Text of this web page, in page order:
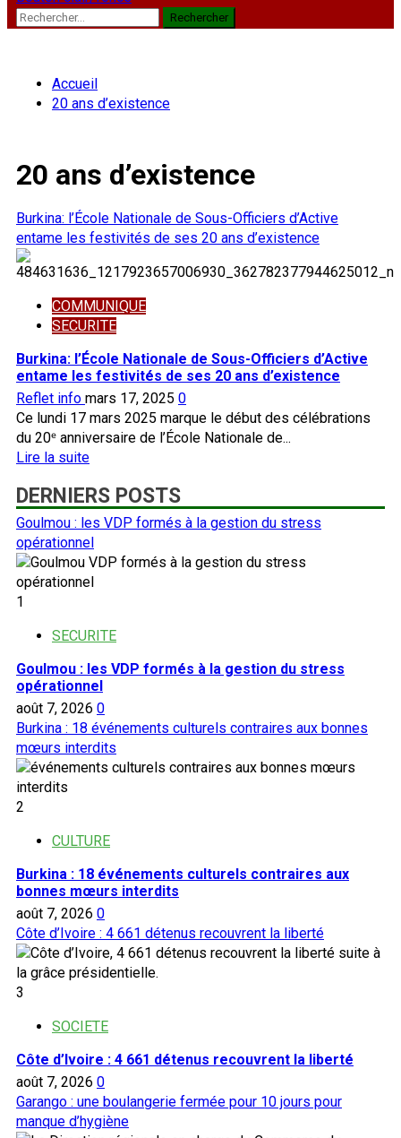
Rechercher :
Accueil
20 ans d’existence
20 ans d’existence
Burkina: l’École Nationale de Sous-Officiers d’Active
entame les festivités de ses 20 ans d’existence
COMMUNIQUE
SECURITE
Burkina: l’École Nationale de Sous-Officiers d’Active
entame les festivités de ses 20 ans d’existence
Reflet info mars 17, 2025 0
Ce lundi 17 mars 2025 marque le début des célébrations
du 20ᵉ anniversaire de l’École Nationale de...
Lire la suiteEn
plus
sur
Burkina:
l’École
Nationale
Officiers
entame
les
festivités
de
ses
20
DERNIERS POSTS
Goulmou : les VDP formés à la gestion du stress
opérationnel
1
SECURITE
Goulmou : les VDP formés à la gestion du stress
opérationnel
août 7, 2026 0
Burkina : 18 événements culturels contraires aux bonnes
mœurs interdits
2
CULTURE
Burkina : 18 événements culturels contraires aux
bonnes mœurs interdits
août 7, 2026 0
Côte d’Ivoire : 4 661 détenus recouvrent la liberté
3
SOCIETE
Côte d’Ivoire : 4 661 détenus recouvrent la liberté
août 7, 2026 0
Garango : une boulangerie fermée pour 10 jours pour
manque d’hygiène